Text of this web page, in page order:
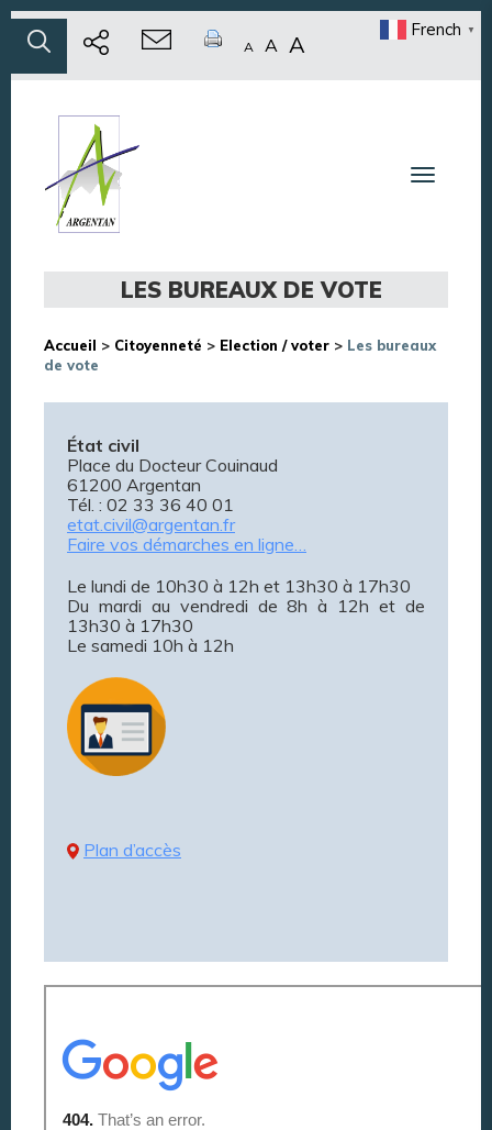
A A A
French ▼
Toggle
LES BUREAUX DE VOTE
Accueil > Citoyenneté > Election / voter > Les bureaux
de vote
État civil
Place du Docteur Couinaud
61200 Argentan
Tél. : 02 33 36 40 01
etat.civil@argentan.fr
Faire vos démarches en ligne…
Le lundi de 10h30 à 12h et 13h30 à 17h30
Du mardi au vendredi de 8h à 12h et de
13h30 à 17h30
Le samedi 10h à 12h
Plan d’accès